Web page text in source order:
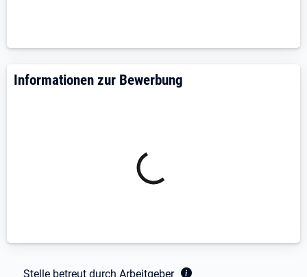
Informationen zur Bewerbung
Stelle betreut durch Arbeitgeber